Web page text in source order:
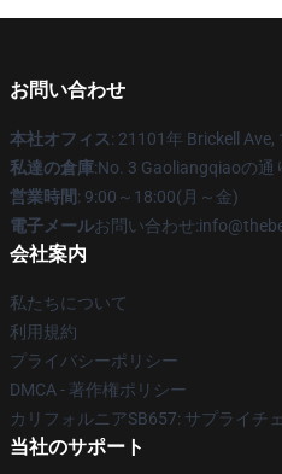
お問い合わせ
本社オフィス: 21101年 Brickell
私達の倉庫:No. 3 Gaoliangqiaoの
営業時間: 9:00～18:00(月～金)
電子メールお問い合わせ
会社案内
私たちについて
利用規約
プライバシーポリシー
DMCA - 著作権ポリシー
カリフォルニアSB657: サプライチ
当社のサポート